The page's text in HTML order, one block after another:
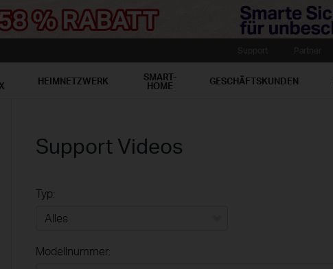
HEIMNETZWERK SMART-
HOME GESCHÄFTSKUNDEN
Support Videos
Typ:
Modellnummer: